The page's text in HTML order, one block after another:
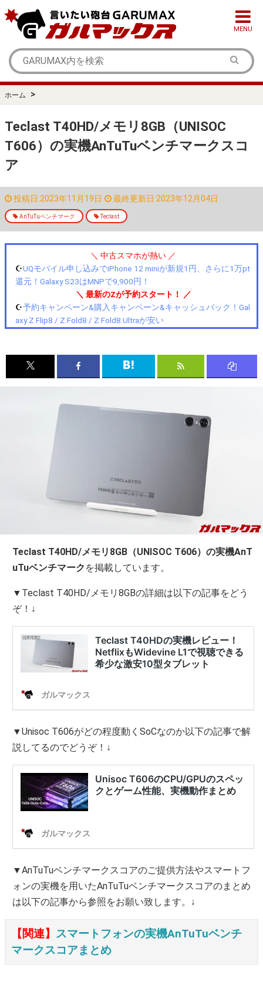
MENU
ホーム >
Teclast T40HD/メモリ8GB（UNISOC
T606）の実機AnTuTuベンチマークスコ
ア
投稿日:2023年11月19日 最終更新日:2023年12月04日
AnTuTuベンチマーク Teclast
＼ 中古スマホが熱い ／
☪️UQモバイル申し込みでiPhone 12 miniが新規1円、さらに1万pt
還元！Galaxy S23はMNPで9,900円！
＼ 最新のZが予約スタート！ ／
☪️予約キャンペーン&購入キャンペーン&キャッシュバック！Gal
axy Z Flip8 / Z Fold8 / Z Fold8 Ultraが安い
Teclast T40HD/メモリ8GB（UNISOC T606）の実機AnT
uTuベンチマーク を掲載しています。
▼Teclast T40HD/メモリ8GBの詳細は以下の記事をどう
ぞ！↓
▼Unisoc T606がどの程度動くSoCなのか以下の記事で解
説してるのでどうぞ！↓
▼AnTuTuベンチマークスコアのご提供方法やスマートフ
ォンの実機を用いたAnTuTuベンチマークスコアのまとめ
は以下の記事から参照をお願い致します。↓
【関連】 スマートフォンの実機AnTuTuベンチ
マークスコアまとめ